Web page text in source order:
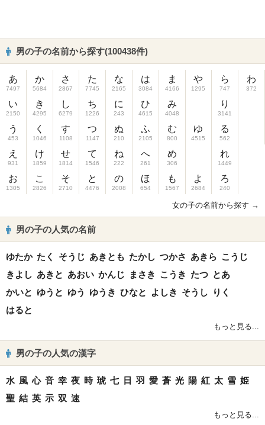
男の子の名前から探す(100438件)
あ
7497
い
2150
う
453
え
931
お
1305
か
5684
き
4295
く
1046
け
1859
こ
2826
さ
2867
し
6279
す
1108
せ
1814
そ
2710
た
7745
ち
1226
つ
1147
て
1546
と
4476
な
2165
に
243
ぬ
210
ね
222
の
2008
は
3084
ひ
4615
ふ
2105
へ
261
ほ
654
ま
4166
み
4048
む
800
め
306
も
1567
や
1295
ゆ
4515
よ
2684
ら
747
り
3141
る
562
れ
1449
ろ
240
わ
372
女の子の名前から探す →
男の子の人気の名前
ゆたか たく そうじ あきとも たかし つかさ あきら こうじ
きよし あきと あおい かんじ まさき こうき たつ とあ
かいと ゆうと ゆう ゆうき ひなと よしき そうし
りく
はると
もっと見る...
男の子の人気の漢字
水 風 心 音 幸 夜 時 琥 七 日 羽 愛 蒼 光 陽 紅 太 雪 姫
聖 結 英 示 双 速
もっと見る...